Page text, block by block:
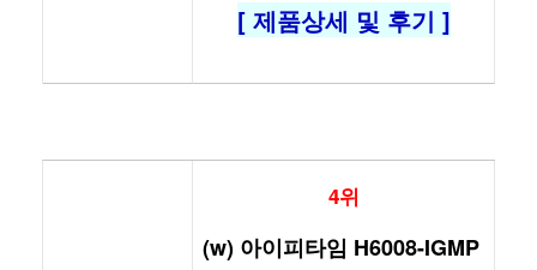
[ 제품상세 및 후기 ]
4위
(w) 아이피타임 H6008-IGMP